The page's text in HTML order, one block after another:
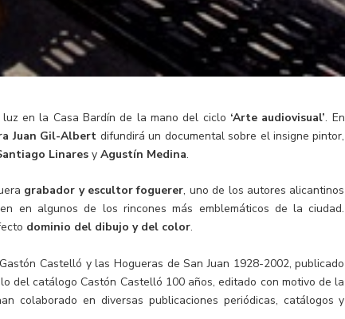
en la Casa Bardín de la mano del ciclo ‘Arte audiovisual’. En
Juan Gil-Albert difundirá un documental sobre el insigne pintor,
Linares yAgustín Medina.
grabador y escultor foguerer, uno de los autores alicantinos
en algunos de los rincones más emblemáticos de la ciudad.
dominio del dibujo y del color.
Castelló y las Hogueras de San Juan 1928-2002, publicado
del catálogo Castón Castelló 100 años, editado con motivo de la
colaborado en diversas publicaciones periódicas, catálogos y